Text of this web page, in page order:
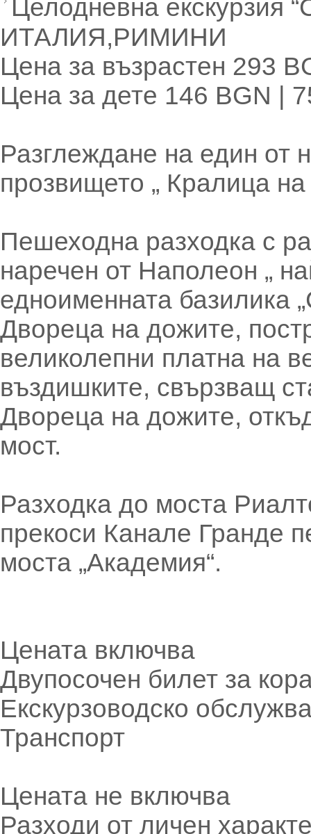
Целодневна екскурзия
ИТАЛИЯ,РИМИНИ
Цена за възрастен 293
Цена за дете 146 BGN |
Разглеждане на един от
прозвището „ Кралица
Пешеходна разходка с
наречен от Наполеон „
едноименната базилика
Двореца на дожите,
великолепни платна на
въздишките, свързващ
Двореца на дожите,
мост.
Разходка до моста
прекоси Канале Гранде
моста „Академия“.
Цената включва
Двупосочен билет за
Екскурзоводско
Транспорт
Цената не включва
Разходи от личен